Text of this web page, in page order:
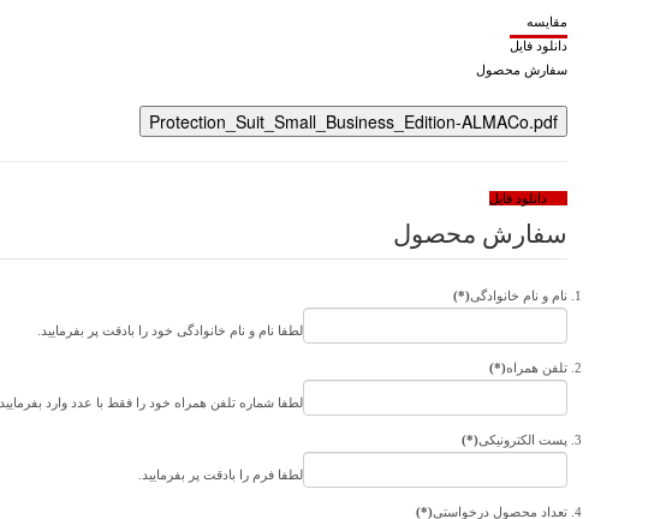
مقایسه
دانلود فایل
سفارش محصول
Protection_Suit_Small_Business_Edition-ALMACo.pdf
دانلود فایل
سفارش محصول
نام و نام خانوادگی(*)
لطفا نام و نام خانوادگی خود را بادقت پر بفرمایید.
تلفن همراه(*)
لطفا شماره تلفن همراه خود را فقط با عدد وارد بفرمایید.
پست الکترونیکی(*)
لطفا فرم را بادقت پر بفرمایید.
تعداد محصول درخواستی(*)